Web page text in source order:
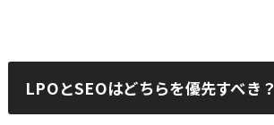
LPOとSEOはどちらを優先すべき？